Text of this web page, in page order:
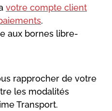
votre compte client
.
aux bornes libre-
rapprocher de votre
les modalités
Transport.